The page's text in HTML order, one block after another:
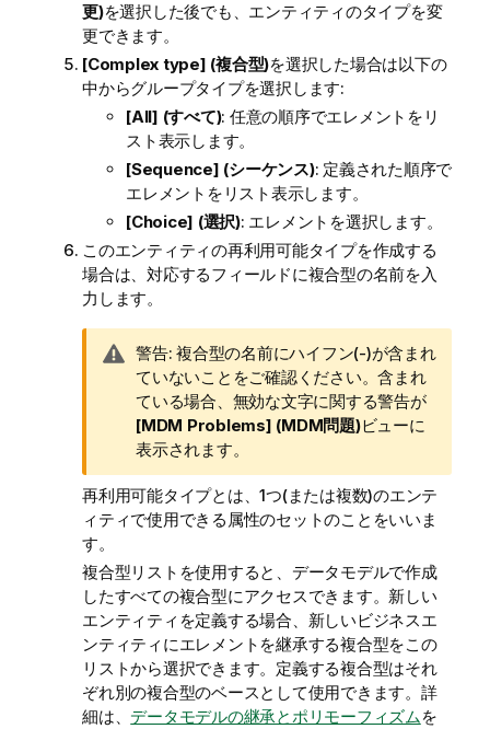
更)を選択した後でも、エンティティのタイプを変
更できます。
[Complex type] (複合型)を選択した場合は以下の
中からグループタイプを選択します:
[All] (すべて): 任意の順序でエレメントをリ
スト表示します。
[Sequence] (シーケンス): 定義された順序で
エレメントをリスト表示します。
[Choice] (選択): エレメントを選択します。
このエンティティの再利用可能タイプを作成する
場合は、対応するフィールドに複合型の名前を入
力します。
情
報
メ
モ
警告: 複合型の名前にハイフン(-)が含まれ
ていないことをご確認ください。含まれ
ている場合、無効な文字に関する警告が
[MDM Problems] (MDM問題)ビューに
表示されます。
再利用可能タイプとは、1つ(または複数)のエンテ
ィティで使用できる属性のセットのことをいいま
す。
複合型リストを使用すると、データモデルで作成
したすべての複合型にアクセスできます。新しい
エンティティを定義する場合、新しいビジネスエ
ンティティにエレメントを継承する複合型をこの
リストから選択できます。定義する複合型はそれ
ぞれ別の複合型のベースとして使用できます。詳
細は、 データモデルの継承とポリモーフィズムを